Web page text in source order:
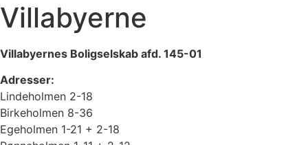
Villabyerne
Villabyernes Boligselskab afd. 145-01
Adresser:
Lindeholmen 2-18
Birkeholmen 8-36
Egeholmen 1-21 + 2-18